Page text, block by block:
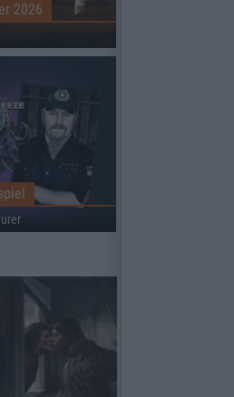
2026